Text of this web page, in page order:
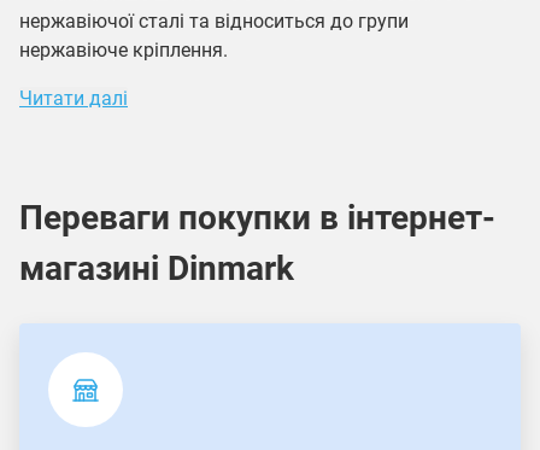
нержавіючої сталі та відноситься до групи
нержавіюче кріплення.
Читати далі
Переваги покупки в інтернет-
магазині Dinmark